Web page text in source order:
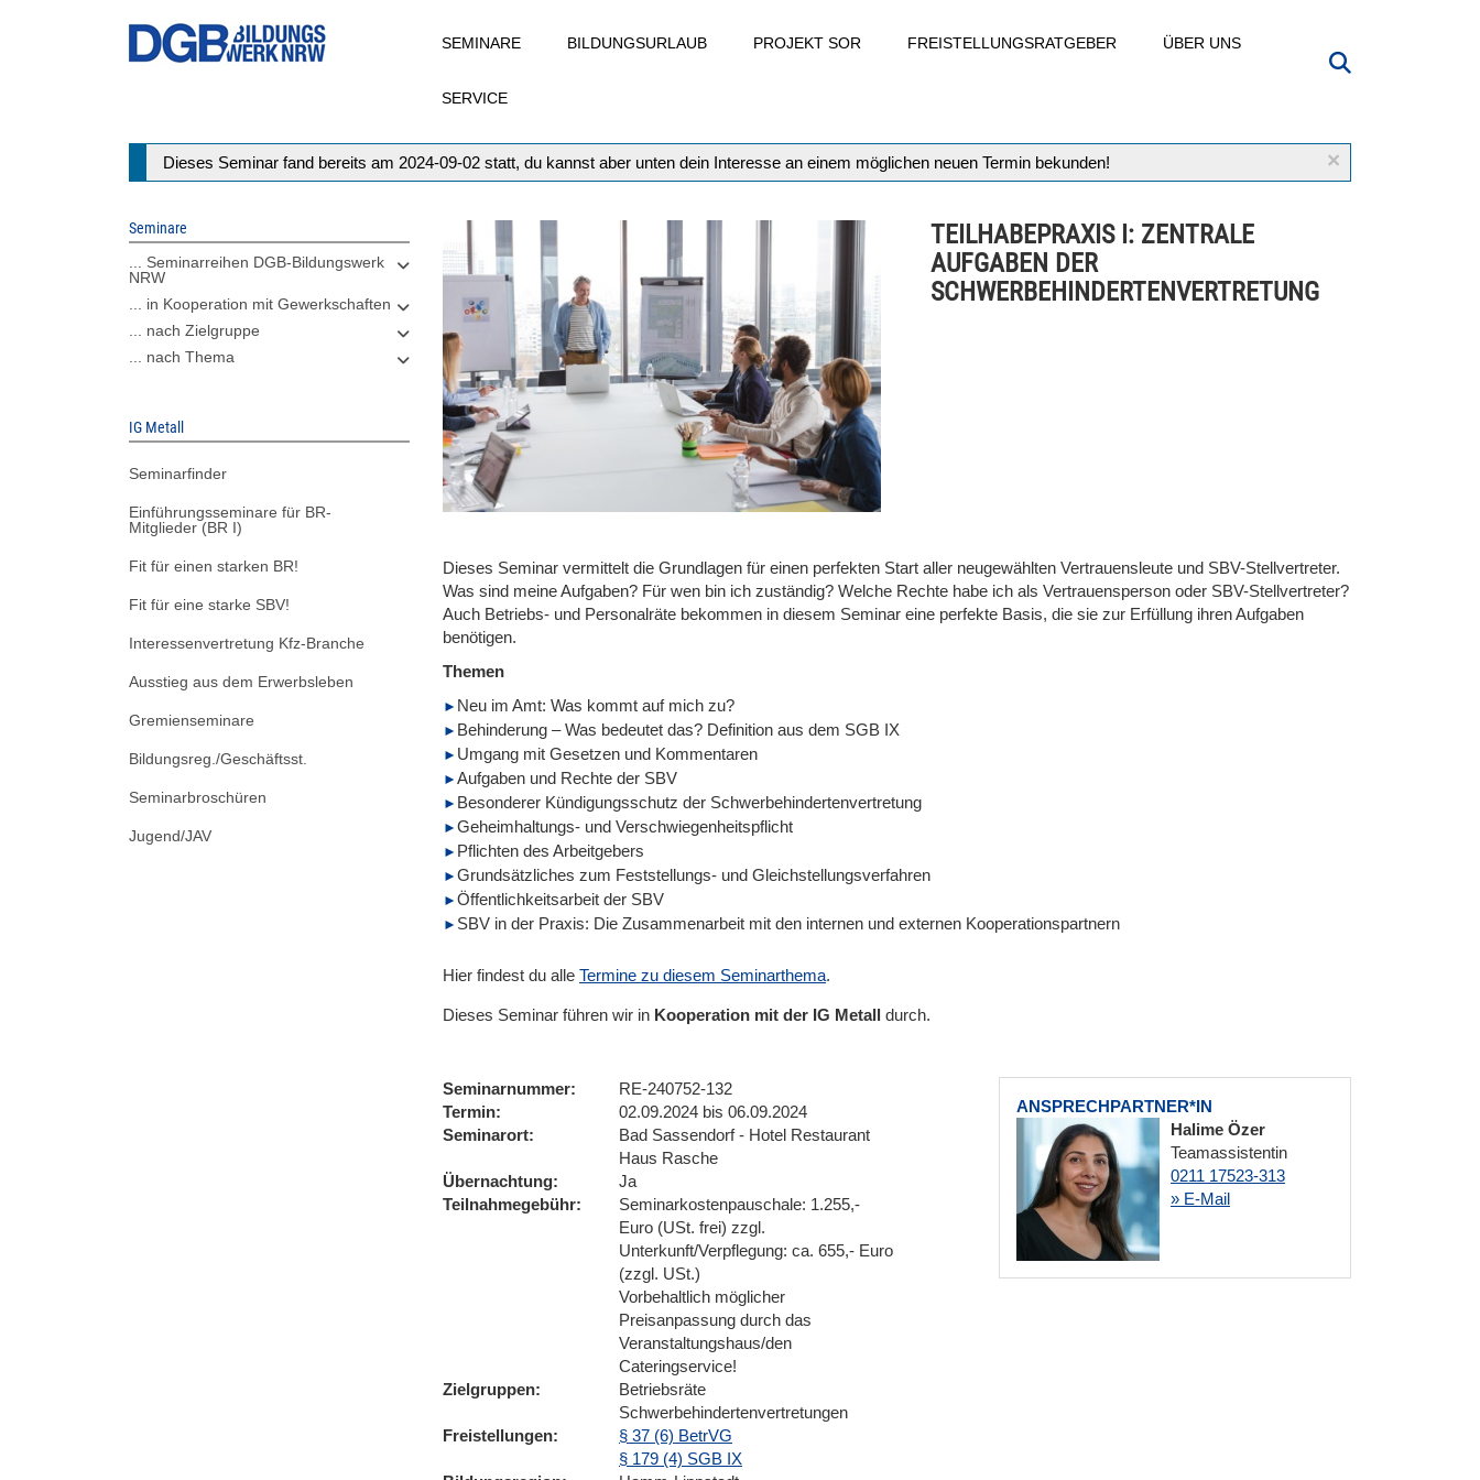
SEMINARE BILDUNGSURLAUB PROJEKT SOR FREISTELLUNGSRATGEBER ÜBER UNS
SERVICE
×
Statusmeldung
Dieses Seminar fand bereits am 2024-09-02 statt, du kannst aber unten dein Interesse an einem möglichen neuen Termin bekunden!
Seminare
... Seminarreihen DGB-Bildungswerk
NRW
... in Kooperation mit Gewerkschaften
... nach Zielgruppe
... nach Thema
IG Metall
Seminarfinder
Einführungsseminare für BR-
Mitglieder (BR I)
Fit für einen starken BR!
Fit für eine starke SBV!
Interessenvertretung Kfz-Branche
Ausstieg aus dem Erwerbsleben
Gremienseminare
Bildungsreg./Geschäftsst.
Seminarbroschüren
Jugend/JAV
TEILHABEPRAXIS I: ZENTRALE
AUFGABEN DER
SCHWERBEHINDERTENVERTRETUNG
Dieses Seminar vermittelt die Grundlagen für einen perfekten Start aller neugewählten Vertrauensleute und SBV-Stellvertreter.
Was sind meine Aufgaben? Für wen bin ich zuständig? Welche Rechte habe ich als Vertrauensperson oder SBV-Stellvertreter?
Auch Betriebs- und Personalräte bekommen in diesem Seminar eine perfekte Basis, die sie zur Erfüllung ihren Aufgaben
benötigen.
Themen
Neu im Amt: Was kommt auf mich zu?
Behinderung – Was bedeutet das? Definition aus dem SGB IX
Umgang mit Gesetzen und Kommentaren
Aufgaben und Rechte der SBV
Besonderer Kündigungsschutz der Schwerbehindertenvertretung
Geheimhaltungs- und Verschwiegenheitspflicht
Pflichten des Arbeitgebers
Grundsätzliches zum Feststellungs- und Gleichstellungsverfahren
Öffentlichkeitsarbeit der SBV
SBV in der Praxis: Die Zusammenarbeit mit den internen und externen Kooperationspartnern
Hier findest du alle Termine zu diesem Seminarthema.
Dieses Seminar führen wir in Kooperation mit der IG Metall durch.
ANSPRECHPARTNER*IN
Halime Özer
Teamassistentin
0211 17523-313
» E-Mail
Seminarnummer
RE-240752-132
Termin
02.09.2024 bis 06.09.2024
Seminarort
Bad Sassendorf - Hotel Restaurant
Haus Rasche
Übernachtung
Ja
Teilnahmegebühr
Seminarkostenpauschale: 1.255,-
Euro (USt. frei) zzgl.
Unterkunft/Verpflegung: ca. 655,- Euro
(zzgl. USt.)
Vorbehaltlich möglicher
Preisanpassung durch das
Veranstaltungshaus/den
Cateringservice!
Zielgruppen
Betriebsräte
Schwerbehindertenvertretungen
Freistellungen
§ 37 (6) BetrVG
§ 179 (4) SGB IX